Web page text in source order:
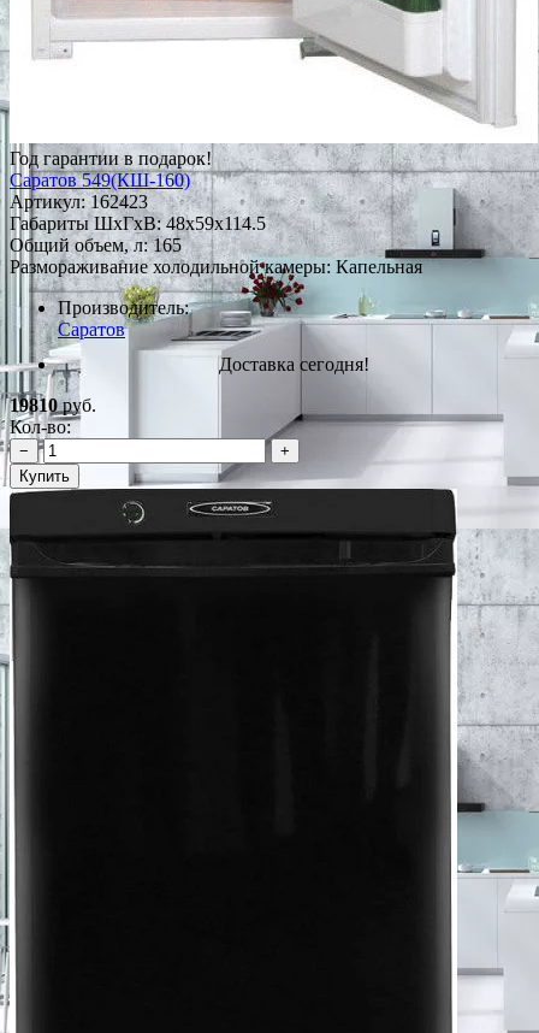
Год гарантии в подарок!
Саратов 549(КШ-160)
Артикул:162423
Габариты ШxГxВ: 48x59x114.5
Общий объем, л: 165
Размораживание холодильной камеры: Капельная
Производитель:
Саратов
Доставка сегодня!
19810руб.
Кол-во:
−
+
Купить